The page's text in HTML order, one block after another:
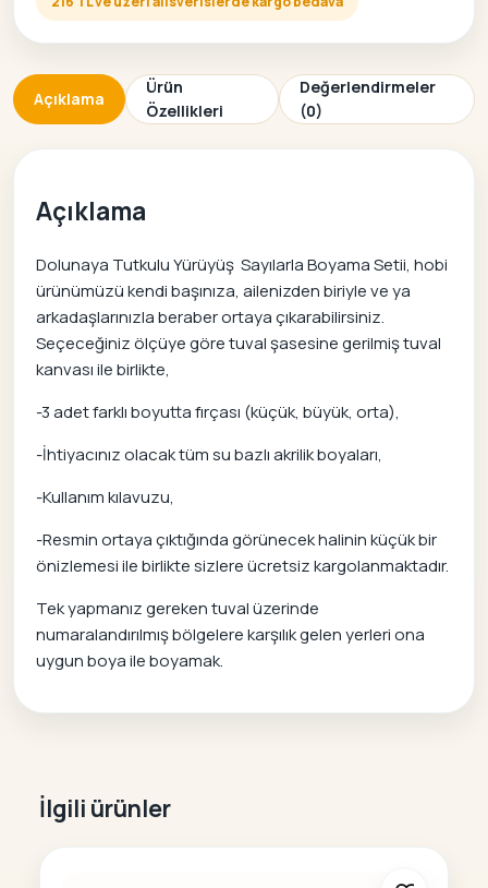
Açıklama
Ürün
Özellikleri
Değerlendirmeler
(0)
Açıklama
Dolunaya Tutkulu Yürüyüş Sayılarla Boyama Setii, hobi
ürünümüzü kendi başınıza, ailenizden biriyle ve ya
arkadaşlarınızla beraber ortaya çıkarabilirsiniz.
Seçeceğiniz ölçüye göre tuval şasesine gerilmiş tuval
kanvası ile birlikte,
-3 adet farklı boyutta fırçası (küçük, büyük, orta),
-İhtiyacınız olacak tüm su bazlı akrilik boyaları,
-Kullanım kılavuzu,
-Resmin ortaya çıktığında görünecek halinin küçük bir
önizlemesi ile birlikte sizlere ücretsiz kargolanmaktadır.
Tek yapmanız gereken tuval üzerinde
numaralandırılmış bölgelere karşılık gelen yerleri ona
uygun boya ile boyamak.
İlgili ürünler